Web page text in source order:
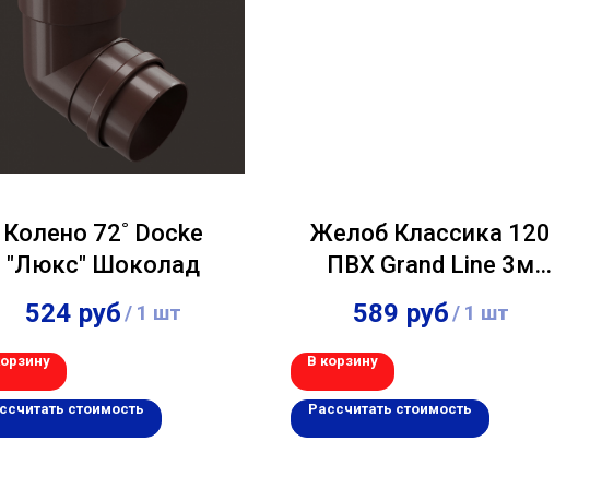
Колено 72˚ Docke
"Люкс" Шоколад
524 руб/ 1 шт
стоимость
Желоб Классика 120
ПВХ Grand Line 3м
зелёный (RAL 6005)
589 руб/ 1 шт
В корзину
Рассчитать стоимость